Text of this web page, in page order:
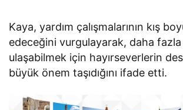
Kaya, yardım çalışmalarının kış
edeceğini vurgulayarak, daha
ulaşabilmek için hayırseverlerin
büyük önem taşıdığını ifade etti.